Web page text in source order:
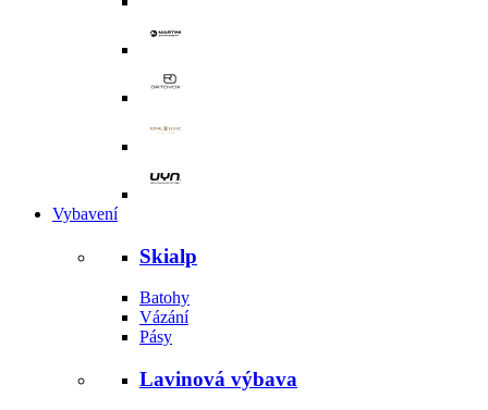
Vybavení
Skialp
Batohy
Vázání
Pásy
Lavinová výbava